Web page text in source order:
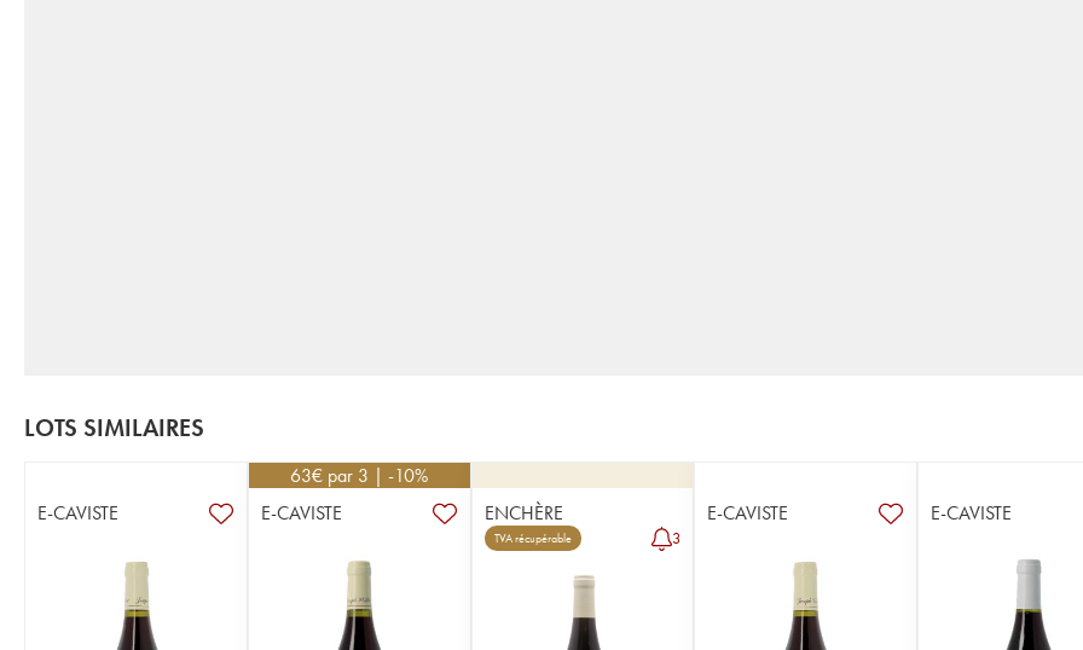
LOTS SIMILAIRES
E-CAVISTE
63€ par 3 | -10%
E-CAVISTE
ENCHÈRE
TVA récupérable 3
E-CAVISTE E-CAVISTE